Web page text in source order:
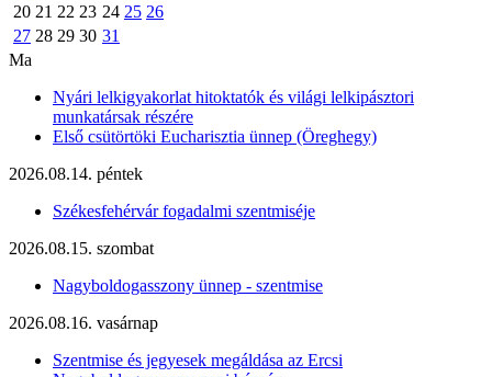
20 21 22 23 24 25 26
27 28 29 30 31
Ma
Nyári lelkigyakorlat hitoktatók és világi lelkipásztori
munkatársak részére
Első csütörtöki Eucharisztia ünnep (Öreghegy)
2026.08.14. péntek
Székesfehérvár fogadalmi szentmiséje
2026.08.15. szombat
Nagyboldogasszony ünnep - szentmise
2026.08.16. vasárnap
Szentmise és jegyesek megáldása az Ercsi